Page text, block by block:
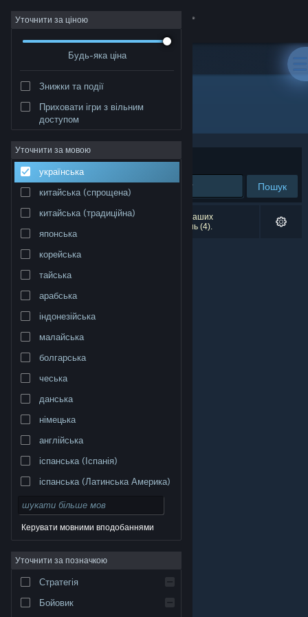
Увійти
Крамниця
Інформація
Підтримка
Змінити мову
Переглянути повну версію
© Valve Corporation. Усі права захищено. Усі
Юридична інформація
підписника Steam
cookie
Уточнити за ціною
Будь-яка ціна
Знижки та події
Приховати ігри з вільним
доступом
Уточнити за мовою
українська
китайська (спрощена)
китайська (традиційна)
японська
корейська
тайська
арабська
індонезійська
малайська
болгарська
чеська
данська
німецька
англійська
іспанська (Іспанія)
іспанська (Латинська Америка)
Керувати мовними вподобаннями
Уточнити за позначкою
Стратегія
Бойовик
Видавець: Quantum Gear Studios
Упорядкувати за доречністю
Пошук
Результатів вашого пошуку: 0. Відповідно до ваших
уподобань було виключено кілька найменувань (4).